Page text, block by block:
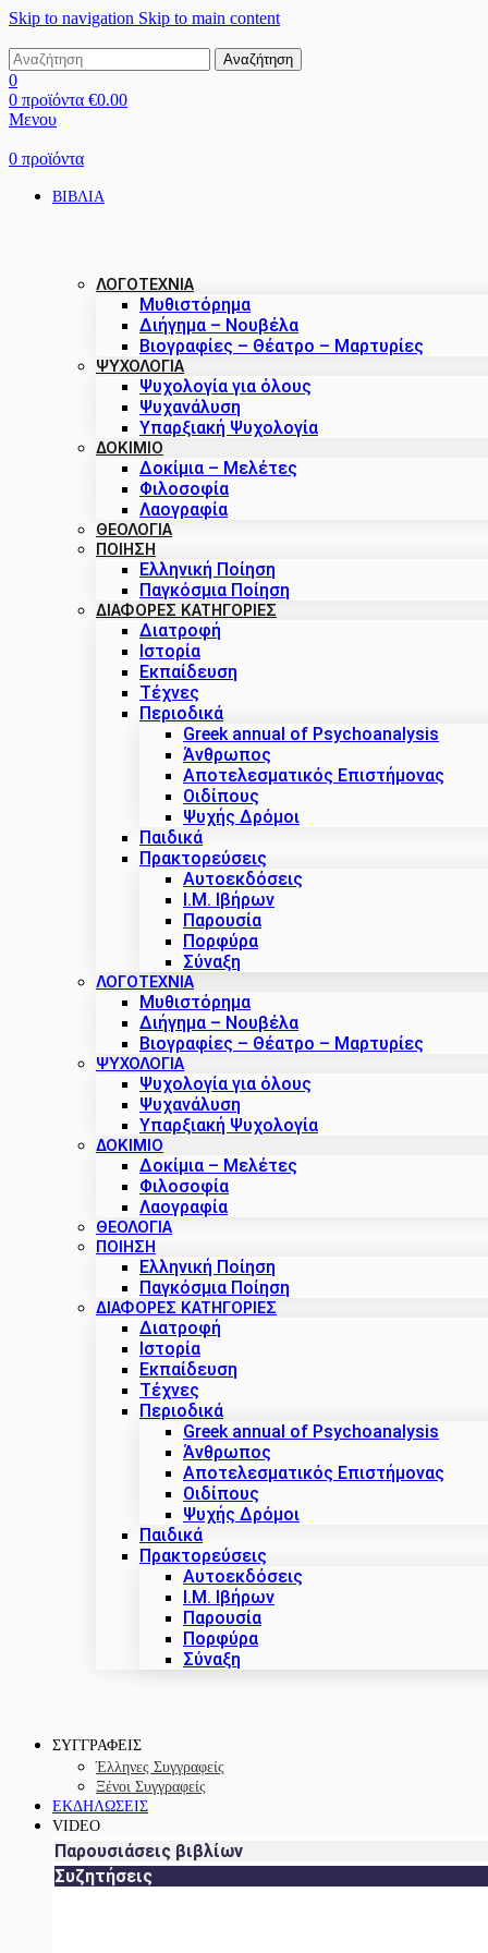
Skip to navigation Skip to main content
Αναζήτηση
0
0 προϊόντα €0.00
Μενου
0 προϊόντα
ΒΙΒΛΙΑ
ΛΟΓΟΤΕΧΝΙΑ
Μυθιστόρημα
Διήγημα – Νουβέλα
Βιογραφίες – Θέατρο – Μαρτυρίες
ΨΥΧΟΛΟΓΙΑ
Ψυχολογία για όλους
Ψυχανάλυση
Υπαρξιακή Ψυχολογία
ΔΟΚΊΜΙΟ
Δοκίμια – Μελέτες
Φιλοσοφία
Λαογραφία
ΘΕΟΛΟΓΙΑ
ΠΟΙΗΣΗ
Ελληνική Ποίηση
Παγκόσμια Ποίηση
ΔΙΑΦΟΡΕΣ ΚΑΤΗΓΟΡΙΕΣ
Διατροφή
Ιστορία
Εκπαίδευση
Τέχνες
Περιοδικά
Greek annual of Psychoanalysis
Άνθρωπος
Αποτελεσματικός Επιστήμονας
Οιδίπους
Ψυχής Δρόμοι
Παιδικά
Πρακτoρεύσεις
Αυτοεκδόσεις
Ι.Μ. Ιβήρων
Παρουσία
Πορφύρα
Σύναξη
ΛΟΓΟΤΕΧΝΙΑ
Μυθιστόρημα
Διήγημα – Νουβέλα
Βιογραφίες – Θέατρο – Μαρτυρίες
ΨΥΧΟΛΟΓΙΑ
Ψυχολογία για όλους
Ψυχανάλυση
Υπαρξιακή Ψυχολογία
ΔΟΚΊΜΙΟ
Δοκίμια – Μελέτες
Φιλοσοφία
Λαογραφία
ΘΕΟΛΟΓΙΑ
ΠΟΙΗΣΗ
Ελληνική Ποίηση
Παγκόσμια Ποίηση
ΔΙΑΦΟΡΕΣ ΚΑΤΗΓΟΡΙΕΣ
Διατροφή
Ιστορία
Εκπαίδευση
Τέχνες
Περιοδικά
Greek annual of Psychoanalysis
Άνθρωπος
Αποτελεσματικός Επιστήμονας
Οιδίπους
Ψυχής Δρόμοι
Παιδικά
Πρακτoρεύσεις
Αυτοεκδόσεις
Ι.Μ. Ιβήρων
Παρουσία
Πορφύρα
Σύναξη
ΣΥΓΓΡΑΦΕΙΣ
Έλληνες Συγγραφείς
Ξένοι Συγγραφείς
ΕΚΔΗΛΩΣΕΙΣ
VIDEO
Παρουσιάσεις βιβλίων
Συζητήσεις